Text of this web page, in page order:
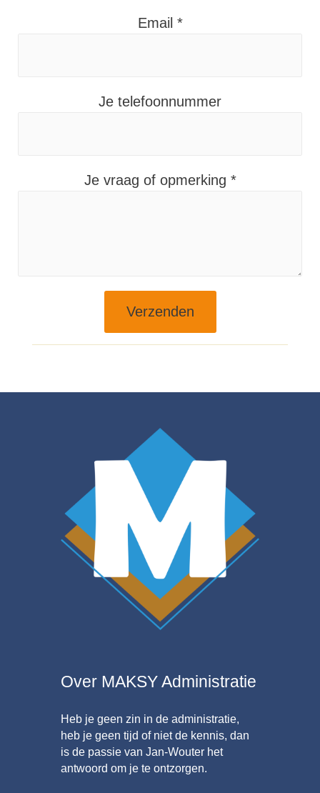
Email *
Je telefoonnummer
Je vraag of opmerking *
Verzenden
Over MAKSY Administratie
Heb je geen zin in de administratie,
heb je geen tijd of niet de kennis, dan
is de passie van Jan‑Wouter het
antwoord om je te ontzorgen.